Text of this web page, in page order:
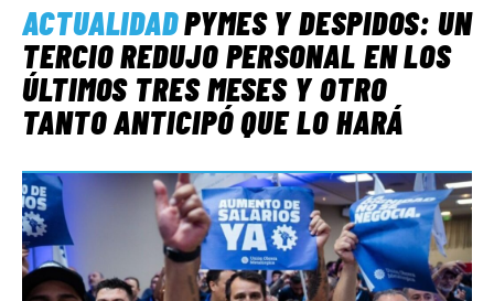
ACTUALIDADPYMES Y DESPIDOS: UN
TERCIO REDUJO PERSONAL EN LOS
ÚLTIMOS TRES MESES Y OTRO
TANTO ANTICIPÓ QUE LO HARÁ